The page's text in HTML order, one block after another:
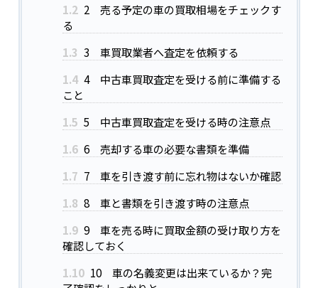
1.2 2 売る予定の車の買取相場をチェックす
る
1.3 3 車買取業者へ査定を依頼する
1.4 4 中古車買取査定を受ける前に準備する
こと
1.5 5 中古車買取査定を受ける時の注意点
1.6 6 売却する車の必要な書類を準備
1.7 7 車を引き渡す前に忘れ物はないか確認
1.8 8 車と書類を引き渡す時の注意点
1.9 9 車を売る時に買取金額の受け取り方を
確認しておく
1.10 10 車の名義変更は出来ているか？完